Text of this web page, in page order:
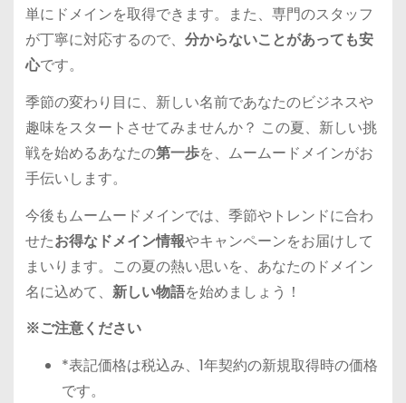
単にドメインを取得できます。また、専門のスタッフ
が丁寧に対応するので、 分からないことがあっても安
心です。
季節の変わり目に、新しい名前であなたのビジネスや
趣味をスタートさせてみませんか？ この夏、新しい挑
戦を始めるあなたの第一歩を、ムームードメインがお
手伝いします。
今後もムームードメインでは、季節やトレンドに合わ
せたお得なドメイン情報やキャンペーンをお届けして
まいります。この夏の熱い思いを、あなたのドメイン
名に込めて、 新しい物語を始めましょう！
※ご注意ください
*表記価格は税込み、1年契約の新規取得時の価格
です。